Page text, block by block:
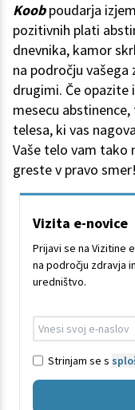
Koobpoudarja
pozitivnih plati
dnevnika, kamor
na področju vašega
drugimi. Če opazite
mesecu
telesa, ki vas
Vaše telo vam tako
greste v pravo smer!
Vizita e-novice
Prijavi se na Vizitine
na področju zdravja
uredništvo.
Strinjam se s